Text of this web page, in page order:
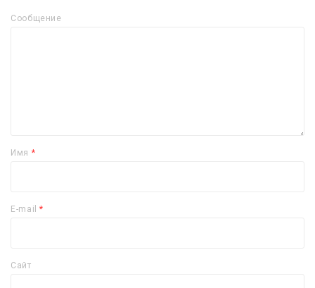
Сообщение
Имя *
E-mail*
Сайт